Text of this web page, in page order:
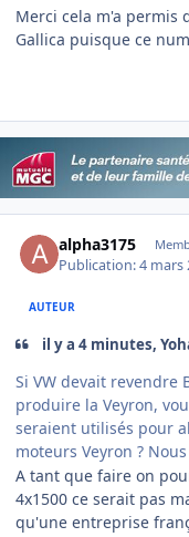
Merci cela m'a permis
Gallica puisque ce
alpha3175
Publication:4 mars
AUTEUR
il y a 4 minutes,
Si VW devait
produire la Veyron,
seraient utilisés pour
moteurs Veyron ?
A tant que faire on
4x1500 ce serait pas
qu'une entreprise